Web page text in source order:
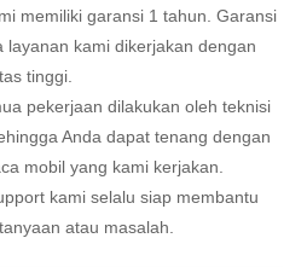
memiliki garansi 1 tahun. Garansi
layanan kami dikerjakan dengan
tinggi.
pekerjaan dilakukan oleh teknisi
Anda dapat tenang dengan
mobil yang kami kerjakan.
kami selalu siap membantu
atau masalah.